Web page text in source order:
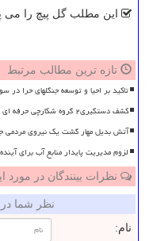
این مطلب گل پیچ را می
تازه ترین مطالب مرتبط
تاکید بر احیا و توسعه جنگلهای حرا در
کشف دستگیری۲ گروه شکارچی حرفه ای در کرکس نطنز سلاح جنگی و لاشه قوچ
آتش بدیل مهار گشت یک نیروی مردمی
لزوم مدیریت پایدار منابع آب برای
نظرات بینندگان در
نظر شما
نام: